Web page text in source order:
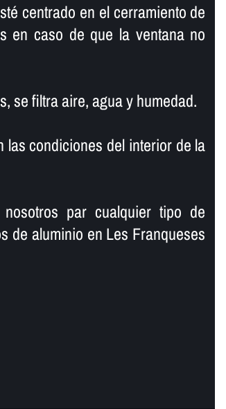
centrado en el cerramiento de
en caso de que la ventana no
se filtra aire, agua y humedad.
las condiciones del interior de la
par cualquier tipo de
de aluminio en Les Franqueses